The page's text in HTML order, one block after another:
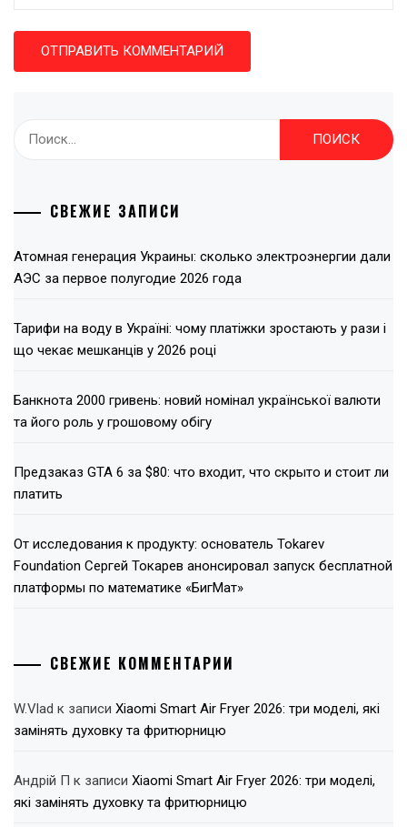
Найти:
СВЕЖИЕ ЗАПИСИ
Атомная генерация Украины: сколько электроэнергии дали
АЭС за первое полугодие 2026 года
Тарифи на воду в Україні: чому платіжки зростають у рази і
що чекає мешканців у 2026 році
Банкнота 2000 гривень: новий номінал української валюти
та його роль у грошовому обігу
Предзаказ GTA 6 за $80: что входит, что скрыто и стоит ли
платить
От исследования к продукту: основатель Tokarev
Foundation Сергей Токарев анонсировал запуск бесплатной
платформы по математике «БигМат»
СВЕЖИЕ КОММЕНТАРИИ
W.Vlad к записи Xiaomi Smart Air Fryer 2026: три моделі, які
замінять духовку та фритюрницю
Андрій П к записи Xiaomi Smart Air Fryer 2026: три моделі,
які замінять духовку та фритюрницю